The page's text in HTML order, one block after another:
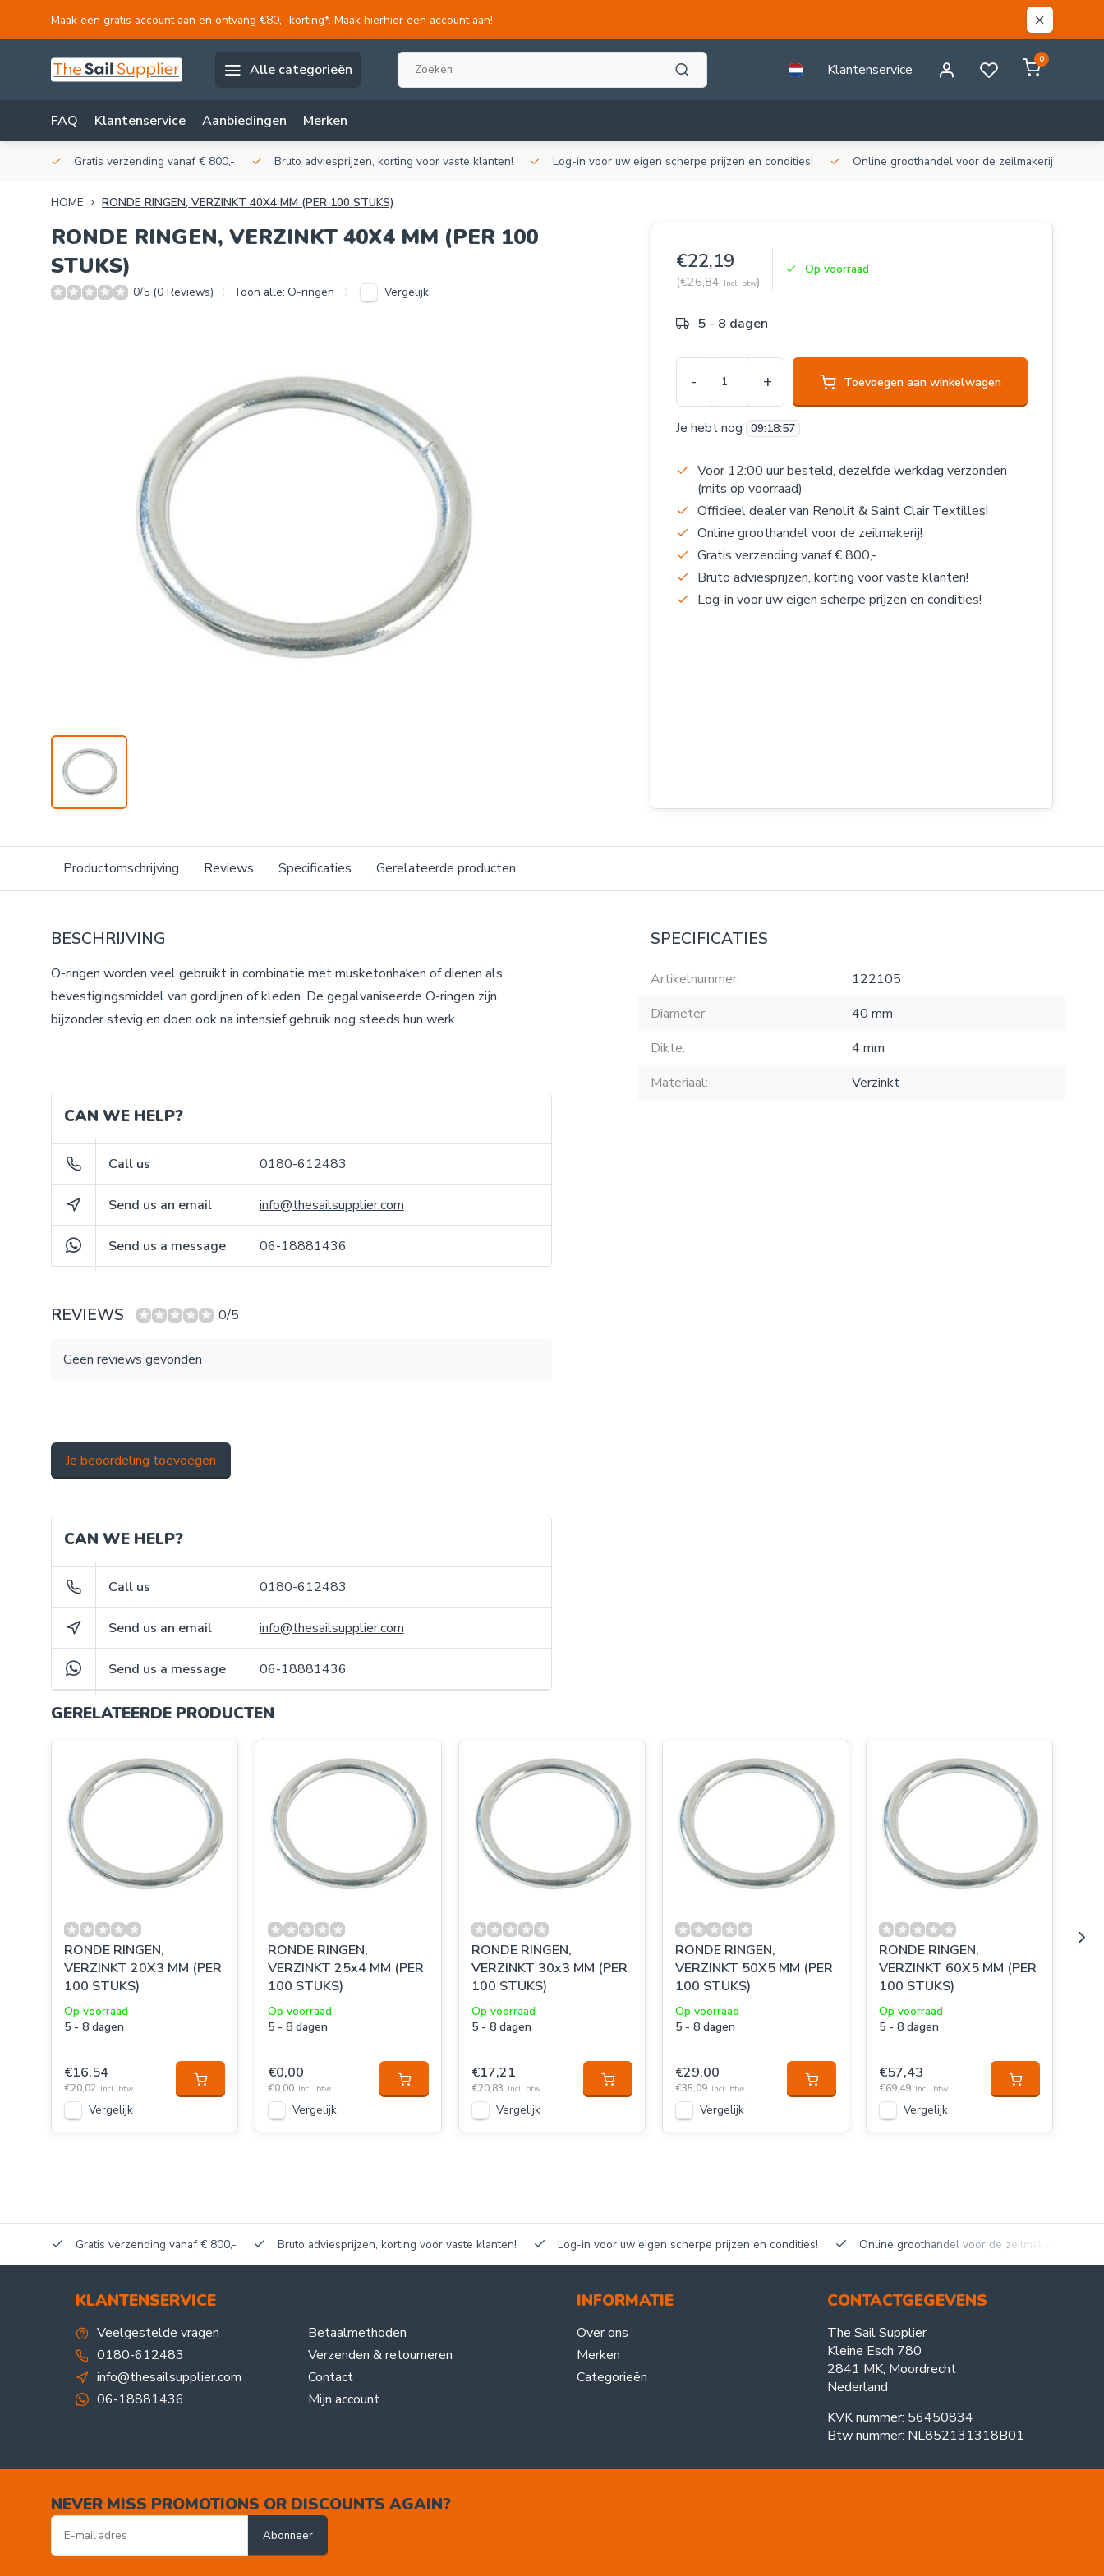
Maak een gratis account aan en ontvang €80,- korting*. Maak hierhier een account aan!
Alle categorieën Klantenservice
0
FAQ Klantenservice Aanbiedingen Merken
Gratis verzending vanaf € 800,- Bruto adviesprijzen, korting voor vaste klanten! Log-in voor uw eigen scherpe prijzen en condities! Online groothandel voor de zeilmakerij!
HOME RONDE RINGEN, VERZINKT 40X4 MM (PER 100 STUKS)
RONDE RINGEN, VERZINKT 40X4 MM (PER 100
STUKS)
0/5 (0 Reviews) Toon alle: O-ringen Vergelijk
€22,19
(€26,84 Incl. btw)
Op voorraad
5 - 8 dagen
- + Toevoegen aan winkelwagen
Je hebt nog 09:18:57
Voor 12:00 uur besteld, dezelfde werkdag verzonden
(mits op voorraad)
Officieel dealer van Renolit & Saint Clair Textilles!
Online groothandel voor de zeilmakerij!
Gratis verzending vanaf € 800,-
Bruto adviesprijzen, korting voor vaste klanten!
Log-in voor uw eigen scherpe prijzen en condities!
Productomschrijving Reviews Specificaties Gerelateerde producten
BESCHRIJVING
O-ringen worden veel gebruikt in combinatie met musketonhaken of dienen als
bevestigingsmiddel van gordijnen of kleden. De gegalvaniseerde O-ringen zijn
bijzonder stevig en doen ook na intensief gebruik nog steeds hun werk.
CAN WE HELP?
Call us 0180-612483
Send us an email info@thesailsupplier.com
Send us a message 06-18881436
REVIEWS 0/5
Geen reviews gevonden
Je beoordeling toevoegen
CAN WE HELP?
Call us 0180-612483
Send us an email info@thesailsupplier.com
Send us a message 06-18881436
SPECIFICATIES
Artikelnummer:
122105
Diameter:
40 mm
Dikte:
4 mm
Materiaal:
Verzinkt
GERELATEERDE PRODUCTEN
RONDE RINGEN,
VERZINKT 20X3 MM (PER
100 STUKS)
Op voorraad
5 - 8 dagen
€16,54
€20,02 Incl. btw
Vergelijk
RONDE RINGEN,
VERZINKT 25x4 MM (PER
100 STUKS)
Op voorraad
5 - 8 dagen
€0,00
€0,00 Incl. btw
Vergelijk
RONDE RINGEN,
VERZINKT 30x3 MM (PER
100 STUKS)
Op voorraad
5 - 8 dagen
€17,21
€20,83 Incl. btw
Vergelijk
RONDE RINGEN,
VERZINKT 50X5 MM (PER
100 STUKS)
Op voorraad
5 - 8 dagen
€29,00
€35,09 Incl. btw
Vergelijk
RONDE RINGEN,
VERZINKT 60X5 MM (PER
100 STUKS)
Op voorraad
5 - 8 dagen
€57,43
€69,49 Incl. btw
Vergelijk
Gratis verzending vanaf € 800,- Bruto adviesprijzen, korting voor vaste klanten! Log-in voor uw eigen scherpe prijzen en condities! Online groothandel voor de zeilmakerij!
KLANTENSERVICE
Veelgestelde vragen
0180-612483
info@thesailsupplier.com
06-18881436
Betaalmethoden
Verzenden & retourneren
Contact
Mijn account
INFORMATIE
Over ons
Merken
Categorieën
CONTACTGEGEVENS
The Sail Supplier
Kleine Esch 780
2841 MK, Moordrecht
Nederland
KVK nummer: 56450834
Btw nummer: NL852131318B01
NEVER MISS PROMOTIONS OR DISCOUNTS AGAIN?
Abonneer